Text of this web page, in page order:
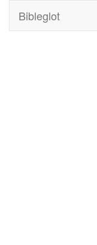
Bibleglot